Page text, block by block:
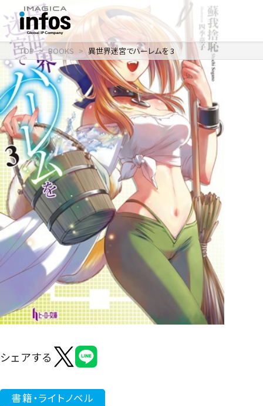
IP / MEDIA
事業紹介 TOP
出版事業
ライトアニメ事業
メディア事業
イベント事業／
配信事業
アパレル事業
COMPANY
会社情報 TOP
企業理念
会社概要
アクセス
沿革
RECRUIT
採用情報 TOP
新卒採用
中途・
アルバイト採用
よくあるご質問
ONLINE SHOP
TOP BOOKS 異世界迷宮でハーレムを 3
シェアする
書籍・ライトノベル